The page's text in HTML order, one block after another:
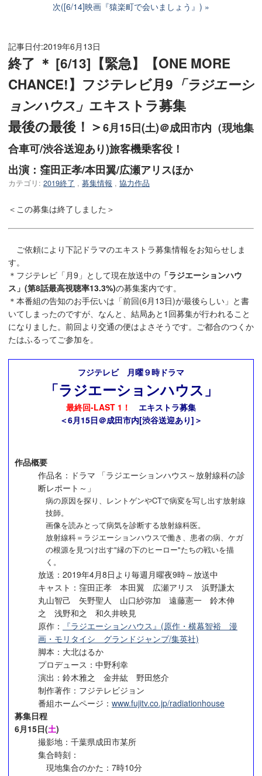
次([6/14]映画『猿楽町で会いましょう』)
記事日付:2019年6月13日
終了 ＊ [6/13]【緊急】【ONE MORE
CHANCE!】フジテレビ月9 「ラジエーシ
ョンハウス」 エキストラ募集
最後の最後！＞6月15日(土)＠成田市内（現地集
合車可/渋谷送迎あり)旅客機乗客役！
出演：窪田正孝/本田翼/広瀬アリスほか
カテゴリ: 2019終了 , 募集情報 , 協力作品
＜この募集は終了しました＞
ご依頼により下記ドラマのエキストラ募集情報をお知らせしま
す。
＊フジテレビ「月9」として現在放送中の 「ラジエーションハウ
ス」(第8話最高視聴率13.3%)の募集案内です。
＊本番組の告知のお手伝いは「前回(6月13日)が最後らしい」と書
いてしまったのですが、なんと、結局あと1回募集が行われること
になりました。前回より交通の便はよさそうです。ご都合のつくか
たはふるってご参加を。
フジテレビ 月曜９時ドラマ
「ラジエーションハウス」
最終回-LAST 1！
エキストラ募集
＜6月15日＠成田市内[渋谷送迎あり]＞
作品概要
作品名：ドラマ 「ラジエーションハウス～放射線科の診
断レポート～」
病の原因を探り、レントゲンやCTで病変を写し出す放射線
技師。
画像を読みとって病気を診断する放射線科医。
放射線科＝ラジエーションハウスで働き、患者の病、ケガ
の根源を見つけ出す"縁の下のヒーロー"たちの戦いを描
く。
放送：2019年4月8日より毎週月曜夜9時～放送中
キャスト：窪田正孝 本田翼 広瀬アリス 浜野謙太
丸山智己 矢野聖人 山口紗弥加 遠藤憲一 鈴木伸
之 浅野和之 和久井映見
原作：
『ラジエーションハウス』(原作・横幕智裕 漫
画・モリタイシ グランドジャンプ/集英社)
脚本：大北はるか
プロデュース：中野利幸
演出：鈴木雅之 金井紘 野田悠介
制作著作：フジテレビジョン
番組ホームページ： www.fujitv.co.jp/radiationhouse
募集日程
6月15日(土)
撮影地：千葉県成田市某所
集合時刻：
現地集合のかた：7時10分